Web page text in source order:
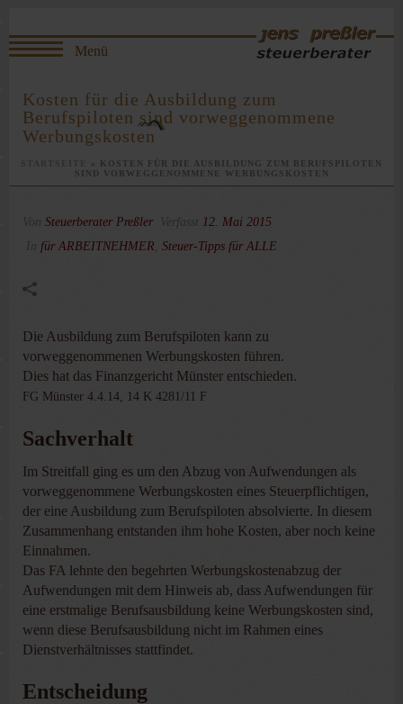
Kosten für die Ausbildung zum
Berufspiloten sind vorweggenommene
Werbungskosten
» KOSTEN FÜR DIE AUSBILDUNG ZUM BERUFSPILOTEN
SIND VORWEGGENOMMENE WERBUNGSKOSTEN
Von Steuerberater Preßler Verfasst 12. Mai 2015
In für ARBEITNEHMER Steuer-Tipps für ALLE
Die Ausbildung zum Berufspiloten kann zu
vorweggenommenen Werbungskosten führen.
Dies hat das Finanzgericht Münster entschieden.
FG Münster 4.4.14, 14 K 4281/11 F
Sachverhalt
Im Streitfall ging es um den Abzug von Aufwendungen als
vorweggenommene Werbungskosten eines Steuerpflichtigen,
der eine Ausbildung zum Berufspiloten absolvierte. In diesem
Zusammenhang entstanden ihm hohe Kosten, aber noch keine
Einnahmen.
Das FA lehnte den begehrten Werbungskostenabzug der
Aufwendungen mit dem Hinweis ab, dass Aufwendungen für
eine erstmalige Berufsausbildung keine Werbungskosten sind,
wenn diese Berufsausbildung nicht im Rahmen eines
Dienstverhältnisses stattfindet.
Entscheidung